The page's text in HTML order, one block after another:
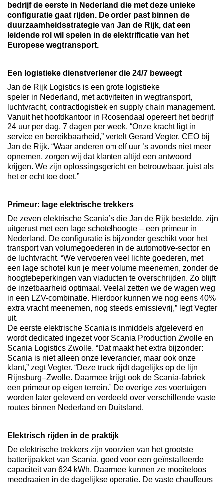
bedrijf de eerste in Nederland die met deze unieke
configuratie gaat rijden. De order past binnen de
duurzaamheidsstrategie van Jan de Rijk, dat een
leidende rol wil spelen in de elektrificatie van het
Europese wegtransport.
Een logistieke dienstverlener die 24/7 beweegt
Jan de Rijk Logistics is een grote logistieke
speler in Nederland, met activiteiten in wegtransport,
luchtvracht, contractlogistiek en supply chain management.
Vanuit het hoofdkantoor in Roosendaal opereert het bedrijf
24 uur per dag, 7 dagen per week. “Onze kracht ligt in
service en bereikbaarheid,” vertelt Gerard Vegter, CEO bij
Jan de Rijk. “Waar anderen om elf uur ’s avonds niet meer
opnemen, zorgen wij dat klanten altijd een antwoord
krijgen. We zijn oplossingsgericht en betrouwbaar, juist als
het er echt toe doet.”
Primeur: lage elektrische trekkers
De zeven elektrische Scania’s die Jan de Rijk bestelde, zijn
uitgerust met een lage schotelhoogte – een primeur in
Nederland. De configuratie is bijzonder geschikt voor het
transport van volumegoederen in de automotive-sector en
de luchtvracht. “We vervoeren veel lichte goederen, met
een lage schotel kun je meer volume meenemen, zonder de
hoogtebeperkingen van viaducten te overschrijden. Zo blijft
de inzetbaarheid optimaal. Veelal zetten we de wagen weg
in een LZV-combinatie. Hierdoor kunnen we nog eens 40%
extra vracht meenemen, nog steeds emissievrij,” legt Vegter
uit.
De eerste elektrische Scania is inmiddels afgeleverd en
wordt dedicated ingezet voor Scania Production Zwolle en
Scania Logistics Zwolle. “Dat maakt het extra bijzonder:
Scania is niet alleen onze leverancier, maar ook onze
klant,” zegt Vegter. “Deze truck rijdt dagelijks op de lijn
Rijnsburg–Zwolle. Daarmee krijgt ook de Scania-fabriek
een primeur op eigen terrein.” De overige zes voertuigen
worden later geleverd en verdeeld over verschillende vaste
routes binnen Nederland en Duitsland.
Elektrisch rijden in de praktijk
De elektrische trekkers zijn voorzien van het grootste
batterijpakket van Scania, goed voor een geïnstalleerde
capaciteit van 624 kWh. Daarmee kunnen ze moeiteloos
meedraaien in de dagelijkse operatie. De vaste chauffeurs